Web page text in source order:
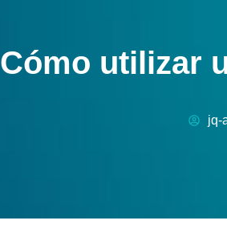
Cómo utilizar
jq-